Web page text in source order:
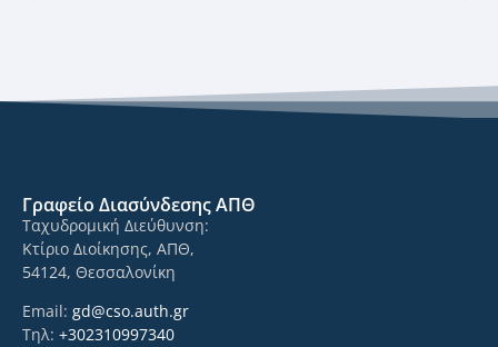
Γραφείο Διασύνδεσης ΑΠΘ
Ταχυδρομική Διεύθυνση:
Κτίριο Διοίκησης, ΑΠΘ,
54124, Θεσσαλονίκη
Email: gd@cso.auth.gr
Τηλ: +302310997340